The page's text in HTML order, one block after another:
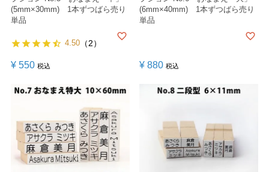
(5mm×30mm) 1本ずつばら売り
単品
¥ 550 税込
4.50（2）
(6mm×40mm) 1本ずつばら売り
単品
¥ 880 税込